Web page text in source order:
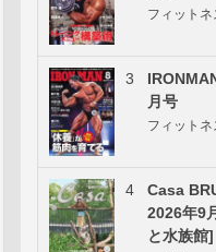
フィット
3
月号
フィット
4
Casa
2026年9
と水族館]